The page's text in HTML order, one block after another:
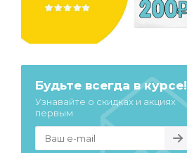
Будьте всегда в курсе!
Узнавайте о скидках и акциях
первым